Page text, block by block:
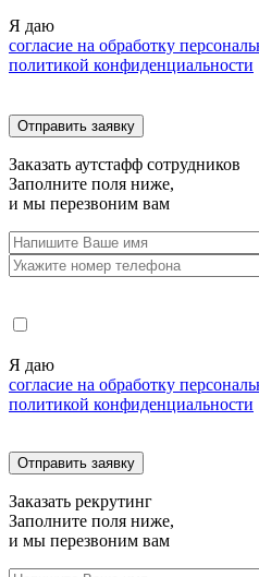
Я даю
согласие на обработку
политикой конфиденциальности
Заказать аутстафф сотрудников
Заполните поля ниже,
и мы перезвоним вам
Я даю
согласие на обработку
политикой конфиденциальности
Заказать рекрутинг
Заполните поля ниже,
и мы перезвоним вам